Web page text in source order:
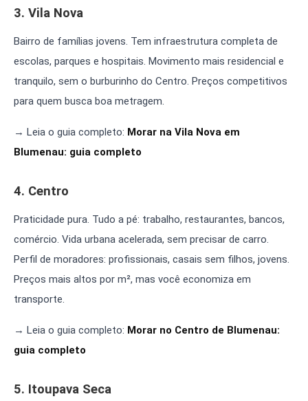
3. Vila Nova
Bairro de famílias jovens. Tem infraestrutura completa de
escolas, parques e hospitais. Movimento mais residencial e
tranquilo, sem o burburinho do Centro. Preços competitivos
para quem busca boa metragem.
→ Leia o guia completo: Morar na Vila Nova em
Blumenau: guia completo
4. Centro
Praticidade pura. Tudo a pé: trabalho, restaurantes, bancos,
comércio. Vida urbana acelerada, sem precisar de carro.
Perfil de moradores: profissionais, casais sem filhos, jovens.
Preços mais altos por m², mas você economiza em
transporte.
→ Leia o guia completo: Morar no Centro de Blumenau:
guia completo
5. Itoupava Seca